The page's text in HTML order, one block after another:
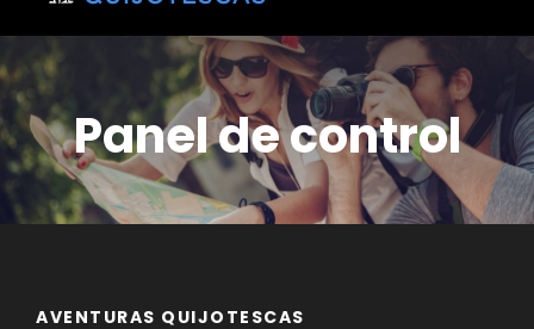
Panel de control
AVENTURAS QUIJOTESCAS